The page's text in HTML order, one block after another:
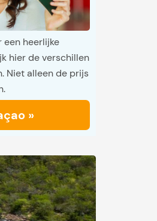
een heerlijke
hier de verschillen
Niet alleen de prijs
»